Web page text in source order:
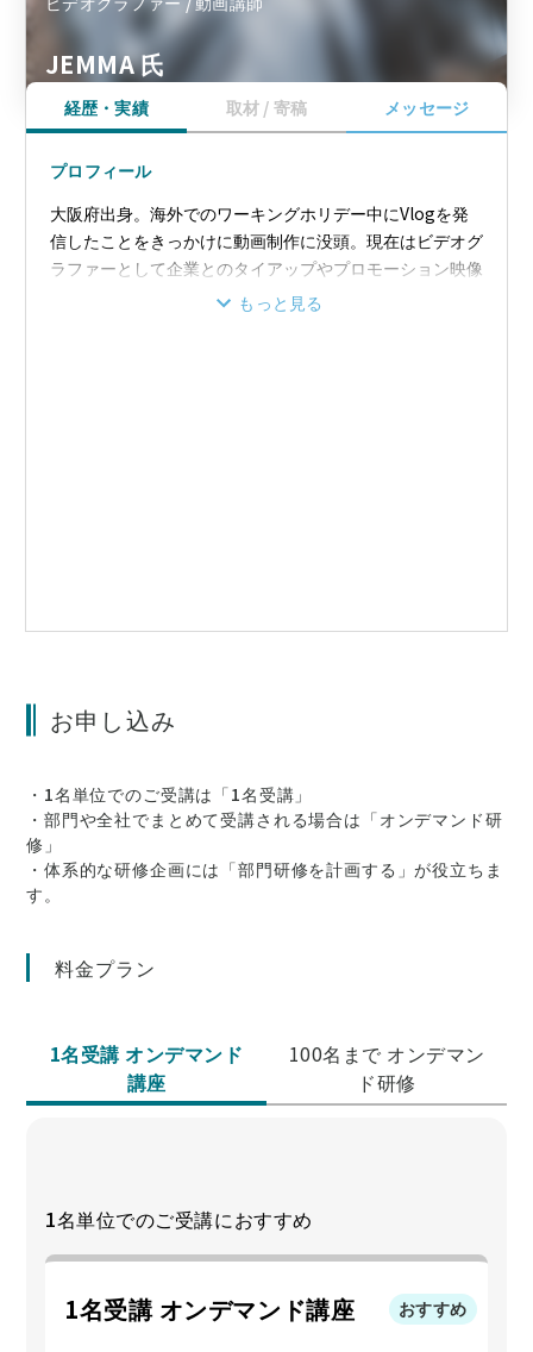
JEMMA 氏
経歴・実績 取材 / 寄稿 メッセージ
プロフィール
大阪府出身。海外でのワーキングホリデー中にVlogを発
信したことをきっかけに動画制作に没頭。現在はビデオグ
ラファーとして企業とのタイアップやプロモーション映像
の制作、専門学校や自治体等で動画制作のセミナー講師と
もっと見る
お申し込み
・1名単位でのご受講は「1名受講」
・部門や全社でまとめて受講される場合は「オンデマンド研
修」
・体系的な研修企画には「部門研修を計画する」が役立ちま
す。
料金プラン
1名受講 オンデマンド
講座
100名まで オンデマン
ド研修
1名単位でのご受講におすすめ
1名受講 オンデマンド講座 おすすめ